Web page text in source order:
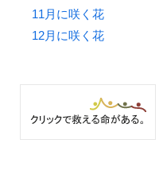
11月に咲く花
12月に咲く花